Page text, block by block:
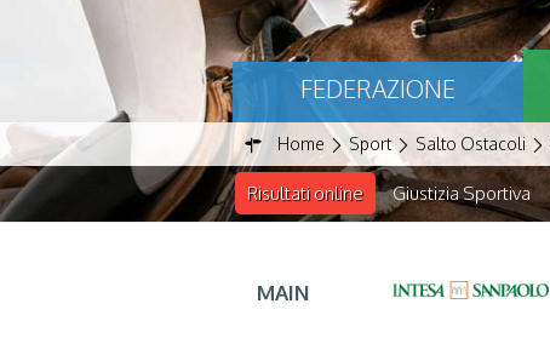
FEDERAZIONE
Home Sport Salto Ostacoli
Risultati online Giustizia Sportiva
MAIN